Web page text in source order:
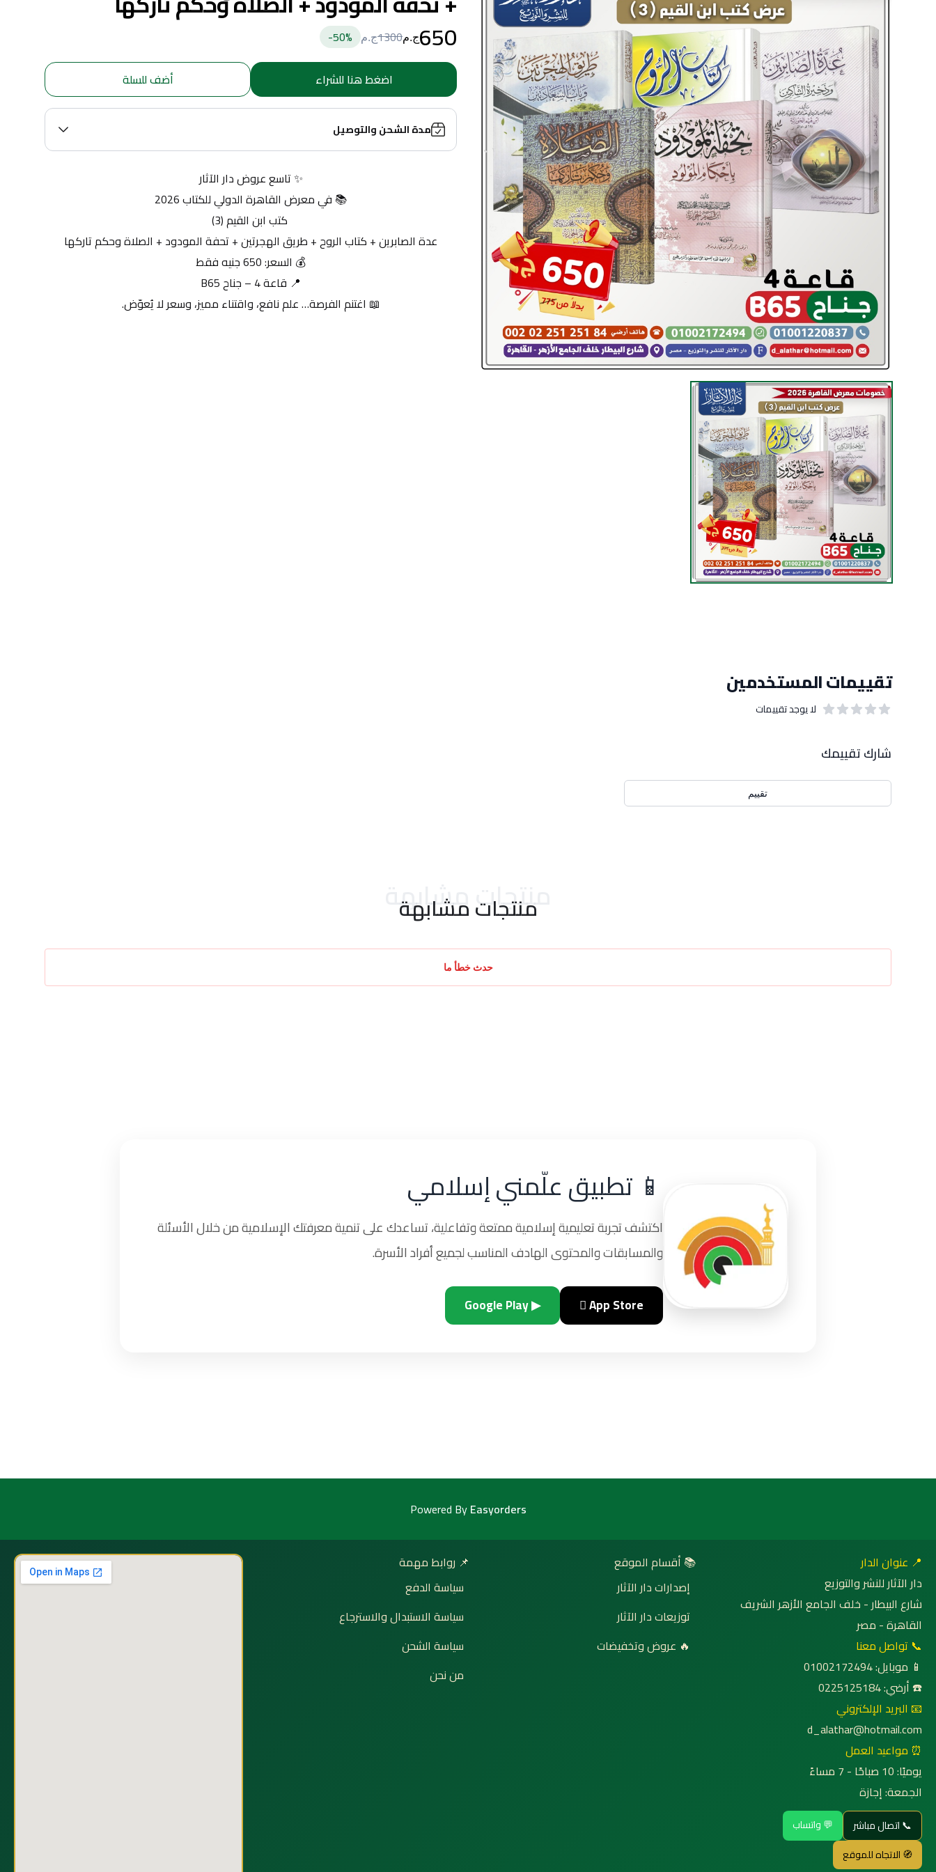
650ج.م1300ج.م 50%-
اضغط هنا للشراء أضف للسلة
مدة الشحن والتوصيل
✨ تاسع عروض دار الآثار
📚 في معرض القاهرة الدولي للكتاب 2026
كتب ابن القيم (3)
عدة الصابرين + كتاب الروح + طريق الهجرتين + تحفة المودود + الصلاة وحكم تاركها
💰 السعر: 650 جنيه فقط
📍 قاعة 4 – جناح B65
📖 اغتنم الفرصة… علم نافع، واقتناء مميز، وسعر لا يُعوّض.
تقييمات المستخدمين
لا يوجد تقييمات
شارك تقييمك
تقييم
منتجات مشابهة
منتجات مشابهة
حدث خطأ ما
📱 تطبيق علّمني إسلامي
اكتشف تجربة تعليمية إسلامية ممتعة وتفاعلية، تساعدك على تنمية معرفتك الإسلامية من خلال الأسئلة
والمسابقات والمحتوى الهادف المناسب لجميع أفراد الأسرة.
 App Store
▶ Google Play
Powered ByEasyorders
📍 عنوان الدار
دار الآثار للنشر والتوزيع
شارع البيطار - خلف الجامع الأزهر الشريف
القاهرة - مصر
📞 تواصل معنا
📱 موبايل: 01002172494
☎️ أرضي: 0225125184
📧 البريد الإلكتروني
d_alathar@hotmail.com
⏰ مواعيد العمل
يوميًا: 10 صباحًا - 7 مساءً
الجمعة: إجازة
📞 اتصال مباشر
💬 واتساب
🧭 الاتجاه للموقع
📚 أقسام الموقع
إصدارات دار الآثار
توزيعات دار الآثار
🔥 عروض وتخفيضات
📌 روابط مهمة
سياسة الدفع
سياسة الاستبدال والاسترجاع
سياسة الشحن
من نحن